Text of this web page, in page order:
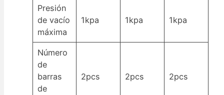
Presión
de vacío
máxima
1kpa 1kpa 1kpa
Número
de
barras
de
2pcs 2pcs 2pcs